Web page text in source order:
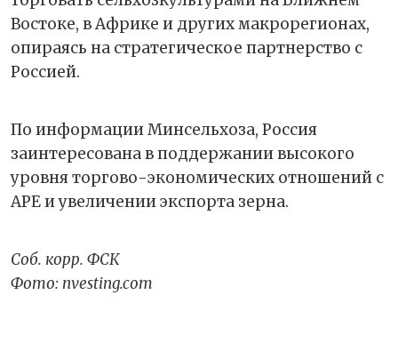
Востоке, в Африке и других макрорегионах,
опираясь на стратегическое партнерство с
Россией.
По информации Минсельхоза, Россия
заинтересована в поддержании высокого
уровня торгово-экономических отношений с
АРЕ и увеличении экспорта зерна.
Соб. корр. ФСК
Фото: nvesting.com